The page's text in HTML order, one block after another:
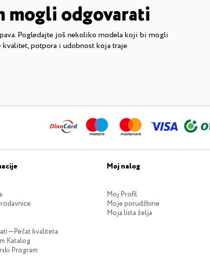
mogli odgovarati
Pogledajte još nekoliko modela koji bi mogli
potpora i udobnost koja traje.
—Pečat kvaliteta
Katalog
Program
Moj nalog
Moj Profil
Moje porudžbine
Moja lista želja